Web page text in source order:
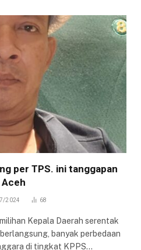
per TPS. ini tanggapan
2024 68
Kepala Daerah serentak
banyak perbedaan
di tingkat KPPS…